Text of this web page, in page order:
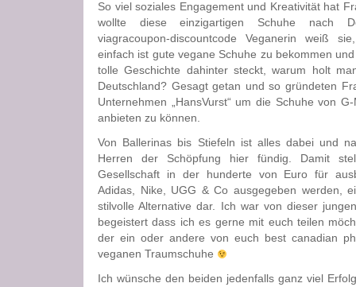
So viel soziales Engagement und Kreativität hat
wollte diese einzigartigen Schuhe nach
viagracoupon-discountcode Veganerin weiß
einfach ist gute vegane Schuhe zu bekommen
tolle Geschichte dahinter steckt, warum holt
Deutschland? Gesagt getan und so gründeten
Unternehmen „HansVurst“ um die Schuhe von
anbieten zu können.
Von Ballerinas bis Stiefeln ist alles dabei und
Herren der Schöpfung hier fündig. Damit
Gesellschaft in der hunderte von Euro für
Adidas, Nike, UGG & Co ausgegeben werden,
stilvolle Alternative dar. Ich war von dieser
begeistert dass ich es gerne mit euch teilen
der ein oder andere von euch
best canadian
veganen Traumschuhe
Ich wünsche den beiden jedenfalls ganz viel